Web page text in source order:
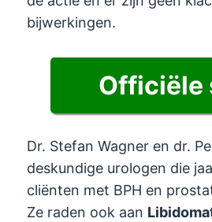
bijwerkingen.
Officiële
Dr. Stefan Wagner en dr.
deskundige urologen die
cliënten met BPH en
Ze raden ook aan